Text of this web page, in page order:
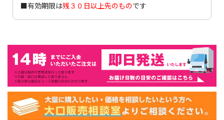
■有効期限は残３０日以上先のものです